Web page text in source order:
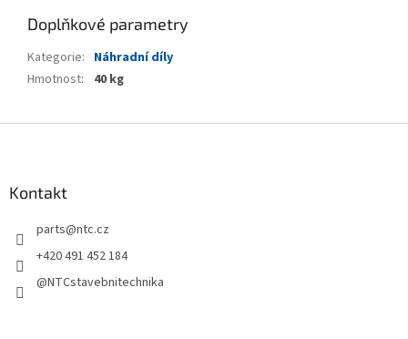
Doplňkové parametry
Kategorie: Náhradní díly
Hmotnost: 40 kg
Kontakt
parts@ntc.cz
+420 491 452 184
@NTCstavebnitechnika